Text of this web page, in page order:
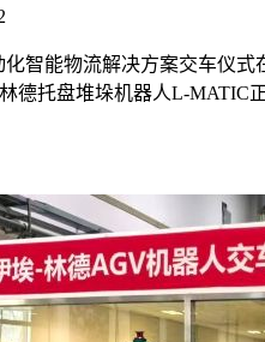
智能物流解决方案交车仪
托盘堆垛机器人L-